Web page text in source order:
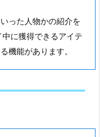
った人物かの紹介を
に獲得できるアイテ
機能があります。